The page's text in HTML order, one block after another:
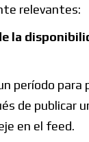
relevantes:
la
período para
de publicar
en el feed.